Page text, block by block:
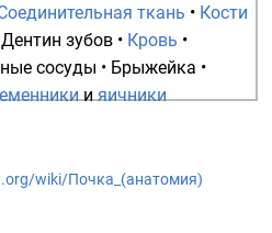
ткань • Кости
Дентин зубов • Кровь •
сосуды • Брыжейка •
ияичники
wiki/Почка_(анатомия)